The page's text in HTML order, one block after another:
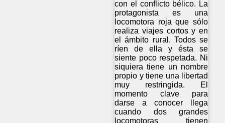
con el conflicto bélico. La
protagonista es una
locomotora roja que sólo
realiza viajes cortos y en
el ámbito rural. Todos se
ríen de ella y ésta se
siente poco respetada. Ni
siquiera tiene un nombre
propio y tiene una libertad
muy restringida. El
momento clave para
darse a conocer llega
cuando dos grandes
locomotoras tienen